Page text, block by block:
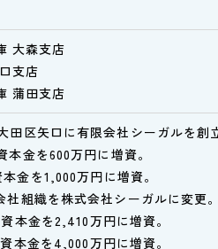
大森支店
支店
蒲田支店
田区矢口に有限会社シーガルを創
本金を600万円に増資。
金を1,000万円に増資。
社組織を株式会社シーガルに変更。
本金を2,410万円に増資。
本金を4,000万円に増資。